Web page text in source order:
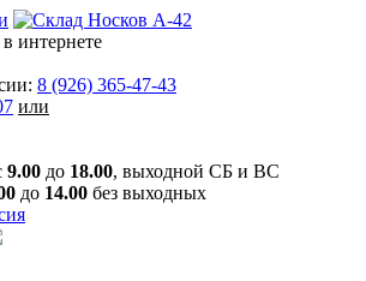
интернете
8 (926) 365-47-43
или
9.00 до 18.00, выходной СБ и ВС
до 14.00 без выходных